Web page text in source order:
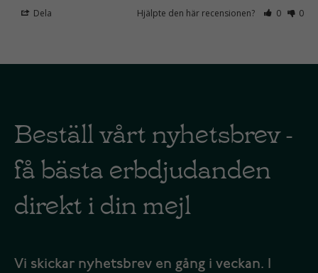
Dela Hjälpte den här recensionen? 0 0
Beställ vårt nyhetsbrev -
få bästa erbdjudanden
direkt i din mejl
Vi skickar nyhetsbrev en gång i veckan. I